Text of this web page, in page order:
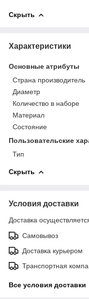
Скрыть
Характеристики
Основные атрибуты
Страна производитель
Диаметр
Количество в наборе
Материал
Состояние
Пользовательские
Тип
Скрыть
Условия доставки
Доставка
Самовывоз
Доставка курьером
Транспортная
Все условия доставки